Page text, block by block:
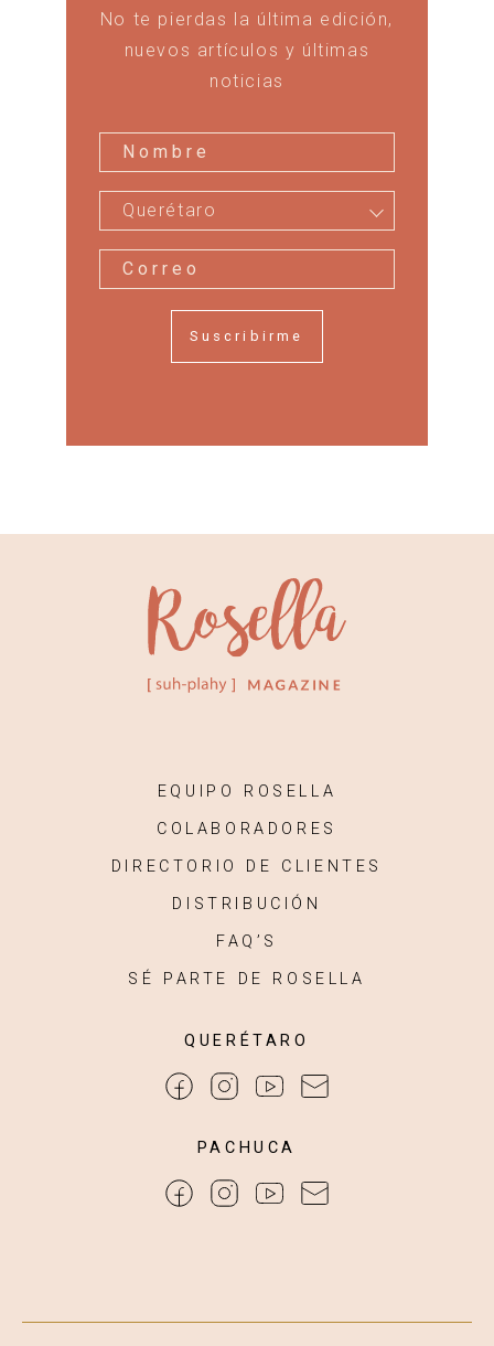
No te pierdas la última edición,
nuevos artículos y últimas
noticias
Querétaro
Suscribirme
EQUIPO ROSELLA
COLABORADORES
DIRECTORIO DE CLIENTES
DISTRIBUCIÓN
FAQ’S
SÉ PARTE DE ROSELLA
QUERÉTARO
PACHUCA